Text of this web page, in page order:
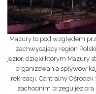
Mazury to pod względem
zachwycający region
jezior, dzięki którym Mazury
organizowania spływów
rekreacji. Centralny
zachodnim brzegu jeziora